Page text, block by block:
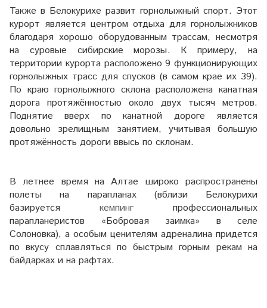
Также в Белокурихе развит горнолыжный спорт. Этот
курорт является центром отдыха для горнолыжников
благодаря хорошо оборудованным трассам, несмотря
на суровые сибирские морозы. К примеру, на
территории курорта расположено 9 функционирующих
горнолыжных трасс для спусков (в самом крае их 39).
По краю горнолыжного склона расположена канатная
дорога протяжённостью около двух тысяч метров.
Поднятие вверх по канатной дороге является
довольно зрелищным занятием, учитывая большую
протяжённость дороги ввысь по склонам.
В летнее время на Алтае широко распространены
полеты на парапланах (вблизи Белокурихи
базируется кемпинг профессиональных
парапланеристов «Бобровая заимка» в селе
Солоновка), а особым ценителям адреналина придется
по вкусу сплавляться по быстрым горным рекам на
байдарках и на рафтах.